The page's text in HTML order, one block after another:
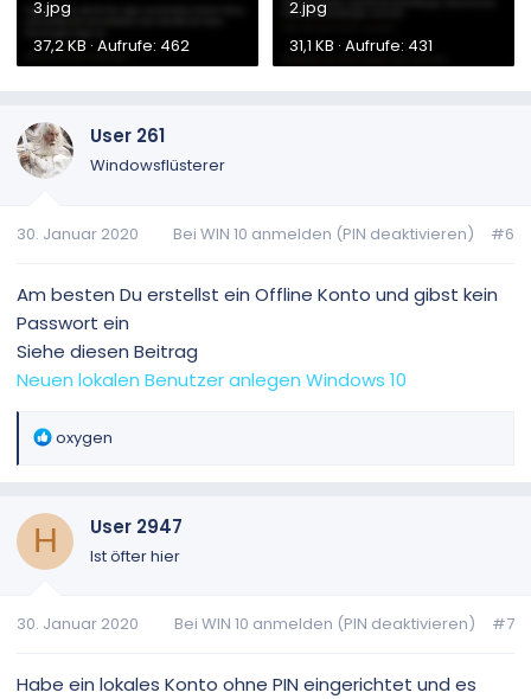
3.jpg
37,2 KB · Aufrufe: 462
2.jpg
31,1 KB · Aufrufe: 431
User 261
Windowsflüsterer
30. Januar 2020 Bei WIN 10 anmelden (PIN deaktivieren) #6
Am besten Du erstellst ein Offline Konto und gibst kein
Passwort ein
Siehe diesen Beitrag
Neuen lokalen Benutzer anlegen Windows 10
R
t
i
e
oxygen
H User 2947
Ist öfter hier
30. Januar 2020 Bei WIN 10 anmelden (PIN deaktivieren) #7
Habe ein lokales Konto ohne PIN eingerichtet und es